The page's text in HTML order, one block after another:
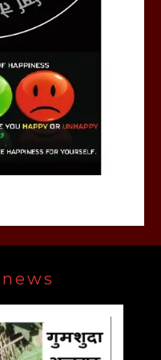
विकेट क्रिकेट टूर्नामेंट
मैच खेले गए।